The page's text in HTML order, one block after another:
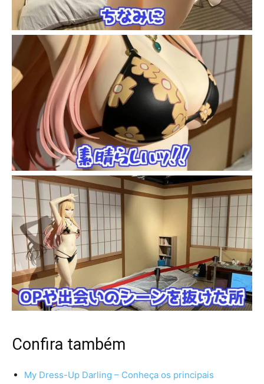
Confira também
My Dress-Up Darling – Conheça os principais